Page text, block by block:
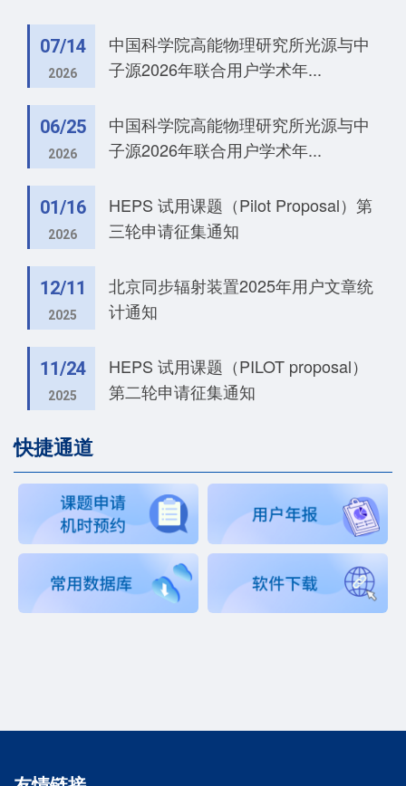
07/14
2026
中国科学院高能物理研究所光源与中
子源2026年联合用户学术年...
06/25
2026
中国科学院高能物理研究所光源与中
子源2026年联合用户学术年...
01/16
2026
HEPS 试用课题（Pilot Proposal）第
三轮申请征集通知
12/11
2025
北京同步辐射装置2025年用户文章统
计通知
11/24
2025
HEPS 试用课题（PILOT proposal）
第二轮申请征集通知
快捷通道